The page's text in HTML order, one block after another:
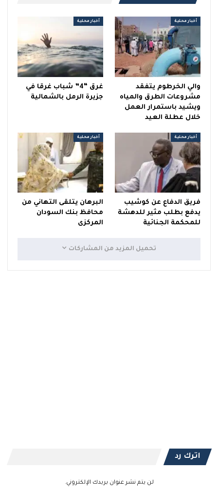
أخبار محلية
والي الخرطوم يتفقد
مشروعات الطرق والمياه
ويشيد باستمرار العمل
خلال عطلة العيد
أخبار محلية
غرق “4” شباب غرقا في
جزيرة الرمل بالشمالية
أخبار محلية
فريق الدفاع عن كوشيب
يدفع بطلب مثير للدهشة
للمحكمة الجنائية
أخبار محلية
البرهان يتلقى التهاني من
محافظ بنك السودان
المركزى
تحميل المزيد من المشاركات
اترك رد
لن يتم نشر عنوان بريدك الإلكتروني.